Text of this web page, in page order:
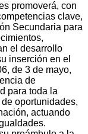
promoverá, con
clave,
Secundaria para
el desarrollo
inserción en el
de 3 de mayo,
de
para toda la
oportunidades,
actuando